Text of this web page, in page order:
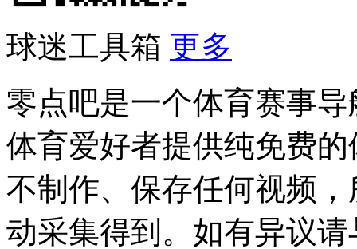
球迷工具箱 更多
零点吧是一个体育赛事
体育爱好者提供纯免费
不制作、保存任何视频
动采集得到。如有异议